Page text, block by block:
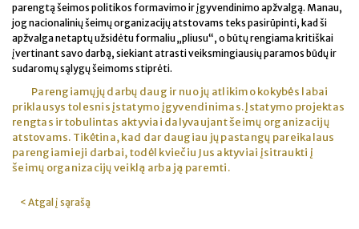
parengtą šeimos politikos formavimo ir įgyvendinimo apžvalgą. Manau,
jog nacionalinių šeimų organizacijų atstovams teks pasirūpinti, kad ši
apžvalga netaptų užsidėtu formaliu „pliusu“, o būtų rengiama kritiškai
įvertinant savo darbą, siekiant atrasti veiksmingiausių paramos būdų ir
sudaromų sąlygų šeimoms stiprėti.
Parengiamųjų darbų daug ir nuo jų atlikimo kokybės labai
priklausys tolesnis įstatymo įgyvendinimas. Įstatymo projektas
rengtas ir tobulintas aktyviai dalyvaujant šeimų organizacijų
atstovams. Tikėtina, kad dar daugiau jų pastangų pareikalaus
parengiamieji darbai, todėl kviečiu Jus aktyviai įsitraukti į
šeimų organizacijų veiklą arba ją paremti.
< Atgal į sąrašą